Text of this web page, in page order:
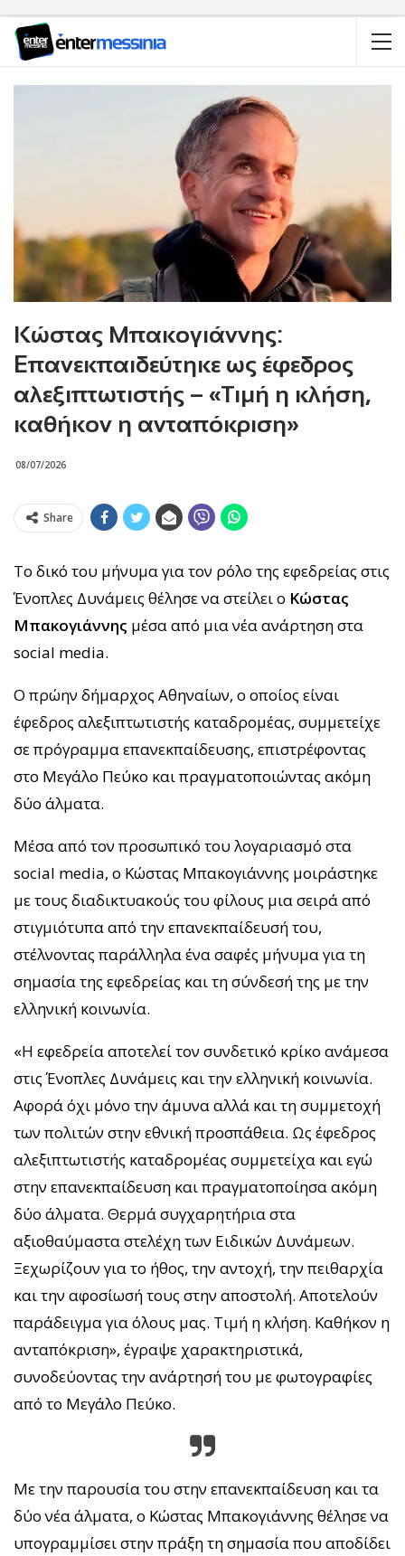
Κώστας Μπακογιάννης:
Eπανεκπαιδεύτηκε ως έφεδρος
αλεξιπτωτιστής – «Τιμή η κλήση,
καθήκον η ανταπόκριση»
08/07/2026
Share
Το δικό του μήνυμα για τον ρόλο της εφεδρείας στις
Ένοπλες Δυνάμεις θέλησε να στείλει ο Κώστας
Μπακογιάννης μέσα από μια νέα ανάρτηση στα
social media.
Ο πρώην δήμαρχος Αθηναίων, ο οποίος είναι
έφεδρος αλεξιπτωτιστής καταδρομέας, συμμετείχε
σε πρόγραμμα επανεκπαίδευσης, επιστρέφοντας
στο Μεγάλο Πεύκο και πραγματοποιώντας ακόμη
δύο άλματα.
Μέσα από τον προσωπικό του λογαριασμό στα
social media, ο Κώστας Μπακογιάννης μοιράστηκε
με τους διαδικτυακούς του φίλους μια σειρά από
στιγμιότυπα από την επανεκπαίδευσή του,
στέλνοντας παράλληλα ένα σαφές μήνυμα για τη
σημασία της εφεδρείας και τη σύνδεσή της με την
ελληνική κοινωνία.
«Η εφεδρεία αποτελεί τον συνδετικό κρίκο ανάμεσα
στις Ένοπλες Δυνάμεις και την ελληνική κοινωνία.
Αφορά όχι μόνο την άμυνα αλλά και τη συμμετοχή
των πολιτών στην εθνική προσπάθεια. Ως έφεδρος
αλεξιπτωτιστής καταδρομέας συμμετείχα και εγώ
στην επανεκπαίδευση και πραγματοποίησα ακόμη
δύο άλματα. Θερμά συγχαρητήρια στα
αξιοθαύμαστα στελέχη των Ειδικών Δυνάμεων.
Ξεχωρίζουν για το ήθος, την αντοχή, την πειθαρχία
και την αφοσίωσή τους στην αποστολή. Αποτελούν
παράδειγμα για όλους μας. Τιμή η κλήση. Καθήκον η
ανταπόκριση», έγραψε χαρακτηριστικά,
συνοδεύοντας την ανάρτησή του με φωτογραφίες
από το Μεγάλο Πεύκο.
Με την παρουσία του στην επανεκπαίδευση και τα
δύο νέα άλματα, ο Κώστας Μπακογιάννης θέλησε να
υπογραμμίσει στην πράξη τη σημασία που αποδίδει